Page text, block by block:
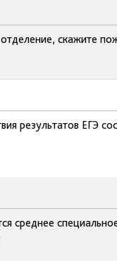
скажите
результатов ЕГЭ
среднее